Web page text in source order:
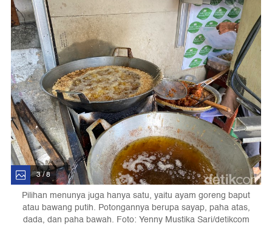
3 / 8
Pilihan menunya juga hanya satu, yaitu ayam goreng baput
atau bawang putih. Potongannya berupa sayap, paha atas,
dada, dan paha bawah. Foto: Yenny Mustika Sari/detikcom